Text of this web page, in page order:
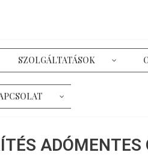
SZOLGÁLTATÁSOK
ADÓMENTES